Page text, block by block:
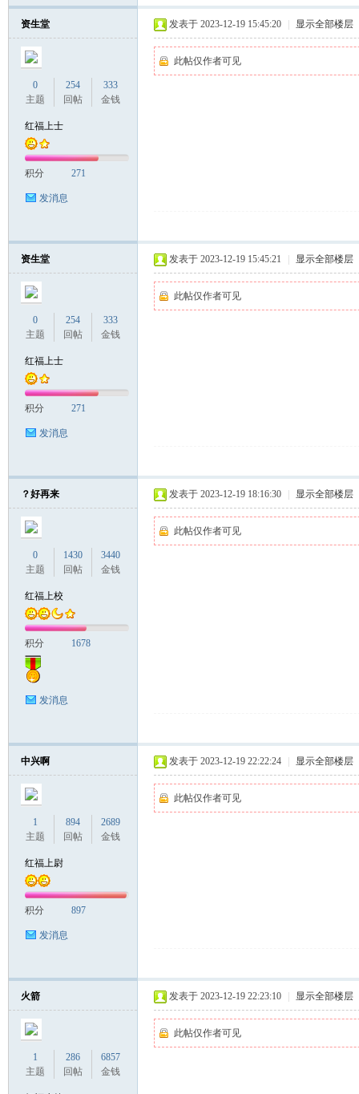
资生堂
0
主题
254
回帖
333
金钱
红福上士
积分 271
发消息
发表于 2023-12-19 15:45:20 显示全部楼层
此帖仅作者可见
资生堂
0
主题
254
回帖
333
金钱
红福上士
积分 271
发消息
发表于 2023-12-19 15:45:21 显示全部楼层
此帖仅作者可见
？好再来
0
主题
1430
回帖
3440
金钱
红福上校
积分 1678
发消息
发表于 2023-12-19 18:16:30 显示全部楼层
此帖仅作者可见
中兴啊
1
主题
894
回帖
2689
金钱
红福上尉
积分 897
发消息
发表于 2023-12-19 22:22:24 显示全部楼层
此帖仅作者可见
火箭
1
主题
286
回帖
6857
金钱
发表于 2023-12-19 22:23:10 显示全部楼层
此帖仅作者可见